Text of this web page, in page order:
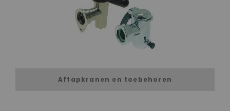
Aftapkranen en toebehoren